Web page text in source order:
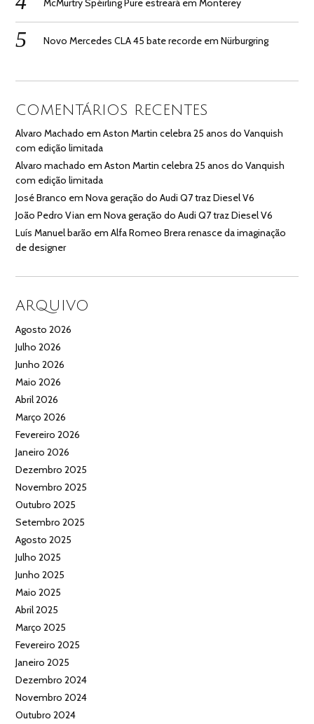
McMurtry Spéirling Pure estreará em Monterey
Novo Mercedes CLA 45 bate recorde em Nürburgring
COMENTÁRIOS RECENTES
Alvaro Machado emAston Martin celebra 25 anos do Vanquish
com edição limitada
Alvaro machado emAston Martin celebra 25 anos do Vanquish
com edição limitada
José Branco emNova geração do Audi Q7 traz Diesel V6
João Pedro Vian emNova geração do Audi Q7 traz Diesel V6
Luís Manuel barão emAlfa Romeo Brera renasce da imaginação
de designer
ARQUIVO
Agosto 2026
Julho 2026
Junho 2026
Maio 2026
Abril 2026
Março 2026
Fevereiro 2026
Janeiro 2026
Dezembro 2025
Novembro 2025
Outubro 2025
Setembro 2025
Agosto 2025
Julho 2025
Junho 2025
Maio 2025
Abril 2025
Março 2025
Fevereiro 2025
Janeiro 2025
Dezembro 2024
Novembro 2024
Outubro 2024